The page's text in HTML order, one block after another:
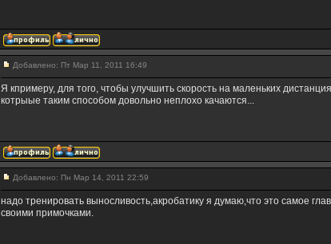
Добавлено: Пт Мар 11, 2011 16:49
Я кпримеру, для того, чтобы улучшить скорость на маленьких
котрыые таким способом довольно неплохо качаются...
Добавлено: Пн Мар 14, 2011 22:59
надо тренировать выносливость,акробатику я думаю,что это самое
своими примочками.